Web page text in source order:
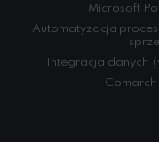
Microsoft
Automatyzacja
Integracja danych
Comarch